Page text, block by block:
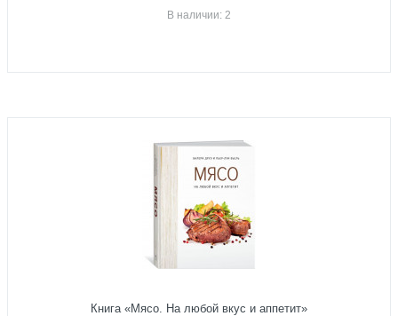
В наличии: 2
Книга «Мясо. На любой вкус и аппетит»